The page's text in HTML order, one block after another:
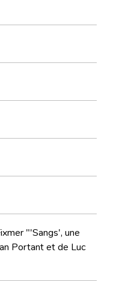
"'Sangs', une
Portant et de Luc